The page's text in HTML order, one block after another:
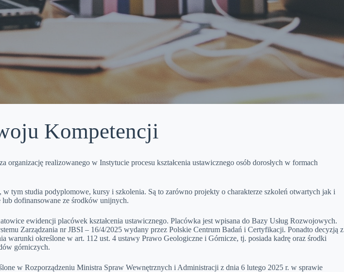
Kompetencji
organizację realizowanego w Instytucie procesu kształcenia ustawicznego osób dorosłych w formach
studia podyplomowe, kursy i szkolenia. Są to zarówno projekty o charakterze szkoleń otwartych jak i
dofinansowane ze środków unijnych.
ewidencji placówek kształcenia ustawicznego. Placówka jest wpisana do Bazy Usług Rozwojowych.
Zarządzania nr JBSI – 16/4/2025 wydany przez Polskie Centrum Badań i Certyfikacji. Ponadto decyzją z
określone w art. 112 ust. 4 ustawy Prawo Geologiczne i Górnicze, tj. posiada kadrę oraz środki
górniczych.
w Rozporządzeniu Ministra Spraw Wewnętrznych i Administracji z dnia 6 lutego 2025 r. w sprawie